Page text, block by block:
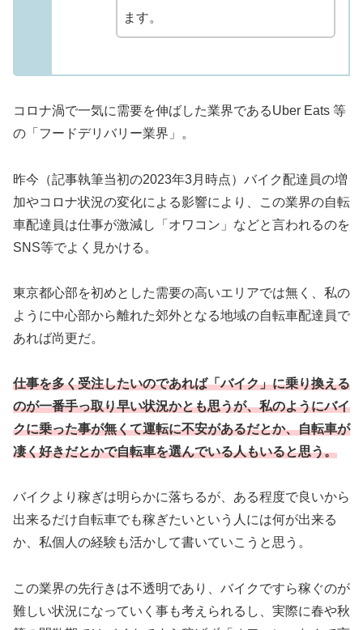
ます。
コロナ渦で一気に需要を伸ばした業界であるUber Eats 等
の「フードデリバリー業界」。
昨今（記事執筆当初の2023年3月時点）バイク配達員の増
加やコロナ状況の変化による影響により、この業界の自転
車配達員は仕事が激減し「オワコン」などと言われるのを
SNS等でよく見かける。
東京都心部を初めとした需要の高いエリアでは無く、私の
ように中心部から離れた郊外となる地域の自転車配達員で
あれば尚更だ。
仕事を多く受注したいのであれば「バイク」に乗り換える
のが一番手っ取り早い状況かとも思うが、私のようにバイ
クに乗った事が無くて運転に不安があるだとか、自転車が
凄く好きだとかで自転車を選んでいる人もいると思う。
バイクより稼ぎは明らかに落ちるが、ある程度で良いから
出来るだけ自転車でも稼ぎたいという人には何が出来る
か、私個人の経験も活かして書いていこうと思う。
この業界の先行きは不透明であり、バイクですら稼ぐのが
難しい状況になっていく事も考えられるし、実際に春や秋